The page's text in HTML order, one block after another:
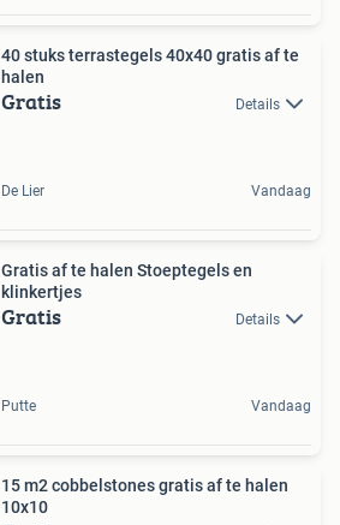
40 stuks terrastegels 40x40 gratis af te
halen
Gratis Details
De Lier Vandaag
Gratis af te halen Stoeptegels en
klinkertjes
Gratis Details
Putte Vandaag
15 m2 cobbelstones gratis af te halen
10x10